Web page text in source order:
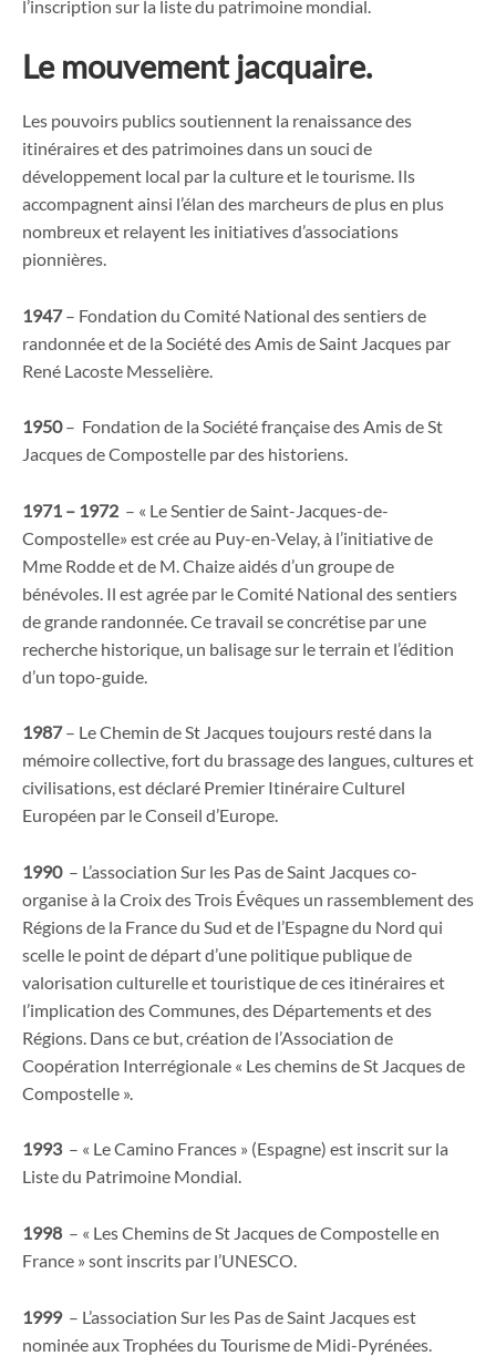
l’inscription sur la liste du patrimoine mondial.
Le mouvement jacquaire.
Les pouvoirs publics soutiennent la renaissance des
itinéraires et des patrimoines dans un souci de
développement local par la culture et le tourisme. Ils
accompagnent ainsi l’élan des marcheurs de plus en plus
nombreux et relayent les initiatives d’associations
pionnières.
1947– Fondation du Comité National des sentiers de
randonnée et de la Société des Amis de Saint Jacques par
René Lacoste Messelière.
1950– Fondation de la Société française des Amis de St
Jacques de Compostelle par des historiens.
1971 – 1972 – « Le Sentier de Saint-Jacques-de-
Compostelle» est crée au Puy-en-Velay, à l’initiative de
Mme Rodde et de M. Chaize aidés d’un groupe de
bénévoles. Il est agrée par le Comité National des sentiers
de grande randonnée. Ce travail se concrétise par une
recherche historique, un balisage sur le terrain et l’édition
d’un topo-guide.
1987– Le Chemin de St Jacques toujours resté dans la
mémoire collective, fort du brassage des langues, cultures et
civilisations, est déclaré Premier Itinéraire Culturel
Européen par le Conseil d’Europe.
1990– L’association Sur les Pas de Saint Jacques co-
organise à la Croix des Trois Évêques un rassemblement des
Régions de la France du Sud et de l’Espagne du Nord qui
scelle le point de départ d’une politique publique de
valorisation culturelle et touristique de ces itinéraires et
l’implication des Communes, des Départements et des
Régions. Dans ce but, création de l’Association de
Coopération Interrégionale « Les chemins de St Jacques de
Compostelle ».
1993 – « Le Camino Frances » (Espagne) est inscrit sur la
Liste du Patrimoine Mondial.
1998 – « Les Chemins de St Jacques de Compostelle en
France » sont inscrits par l’UNESCO.
1999– L’association Sur les Pas de Saint Jacques est
nominée aux Trophées du Tourisme de Midi-Pyrénées.